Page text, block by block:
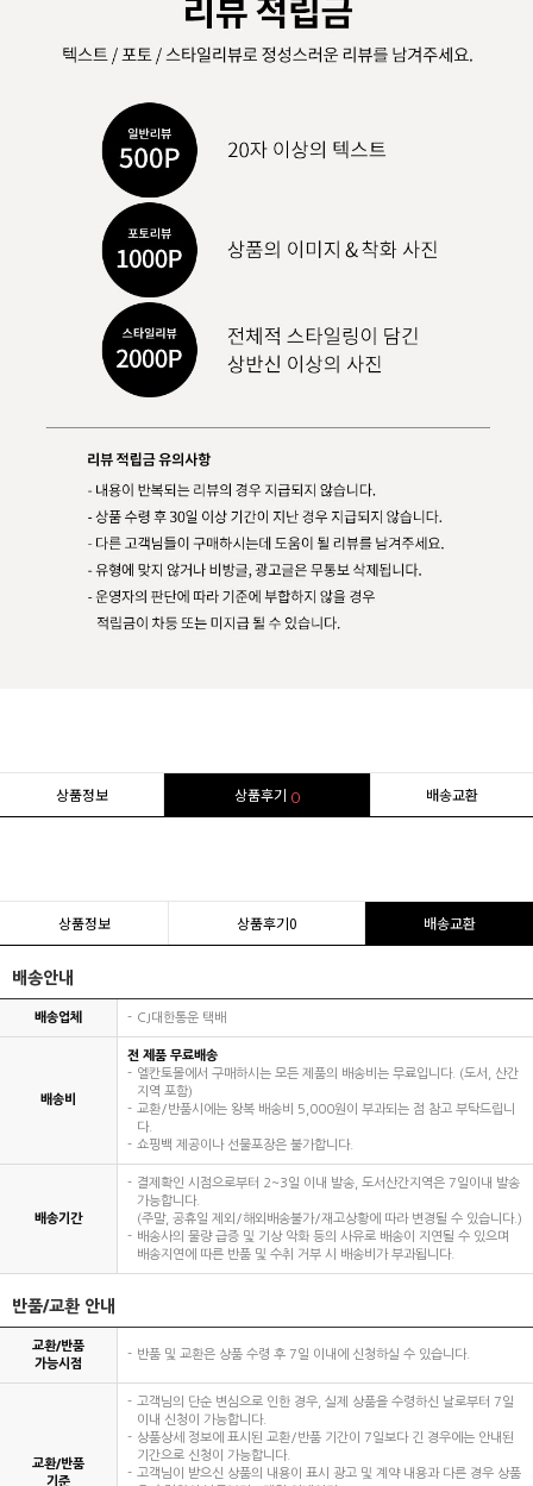
상품정보 상품후기 0 배송교환
상품정보 상품후기0 배송교환
배송안내
배송업체 CJ대한통운 택배
배송비
전 제품 무료배송
엘칸토몰에서 구매하시는 모든 제품의 배송비는 무료입니다. (도서, 산간
지역 포함)
교환/반품시에는 왕복 배송비 5,000원이 부과되는 점 참고 부탁드립니
다.
쇼핑백 제공이나 선물포장은 불가합니다.
배송기간
결제확인 시점으로부터 2~3일 이내 발송, 도서산간지역은 7일이내 발송
가능합니다.
(주말, 공휴일 제외/해외배송불가/재고상황에 따라 변경될 수 있습니다.)
배송사의 물량 급증 및 기상 악화 등의 사유로 배송이 지연될 수 있으며
배송지연에 따른 반품 및 수취 거부 시 배송비가 부과됩니다.
반품/교환 안내
교환/반품
가능시점
반품 및 교환은 상품 수령 후 7일 이내에 신청하실 수 있습니다.
교환/반품
기준
고객님의 단순 변심으로 인한 경우, 실제 상품을 수령하신 날로부터 7일
이내 신청이 가능합니다.
상품상세 정보에 표시된 교환/반품 기간이 7일보다 긴 경우에는 안내된
기간으로 신청이 가능합니다.
고객님이 받으신 상품의 내용이 표시 광고 및 계약 내용과 다른 경우 상품